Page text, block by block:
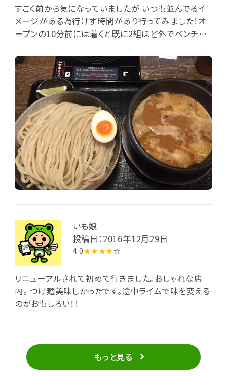
すごく前から気になっていましたが いつも並んでるイ
メージがある為行けず時間があり行ってみました！オ
ープンの10分前には着くと既に2組ほど外でベンチが
ェのようです。 つけ麺を注文しましたがここでの注意点
が味玉が元々乗ってくるのでトッピングで注文すると
たくさん乗ることになります笑笑 私達が間違えてしま
った後は女性スタッフさんが声かけてるのを見ました
が私達にもできたら 言って欲しかったです…笑笑でも
お陰でたくさんの 味玉を食べることができてとっても
満足です♡ つけ麺は美味しかったです。 水戸でトップ3
に入るくらい！ また時間があるときにゆっくり食べに行
きたいと思います。
いも娘
投稿日：2016年12月29日
4.0★★★★☆
リニューアルされて初めて行きました。おしゃれな店
内。 つけ麺美味しかったです。途中ライムで味を変える
のがおもしろい！！
もっと見る